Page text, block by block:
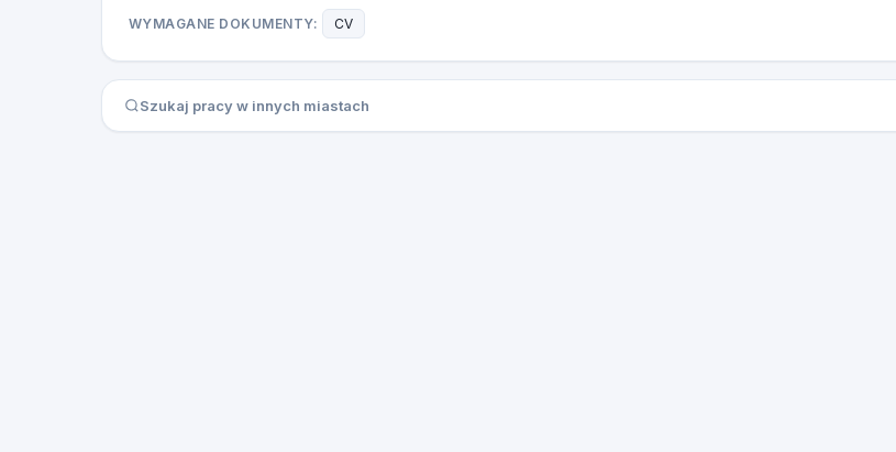
WYMAGANE DOKUMENTY: CV
Szukaj pracy w innych miastach